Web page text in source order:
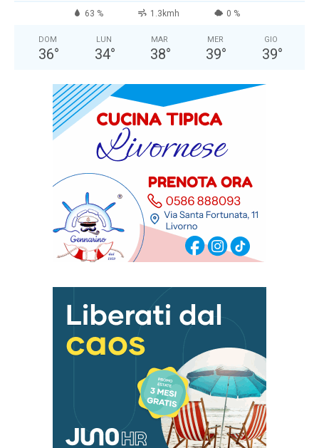
63 % 1.3kmh 0 %
DOM
36°
LUN
34°
MAR
38°
MER
39°
GIO
39°